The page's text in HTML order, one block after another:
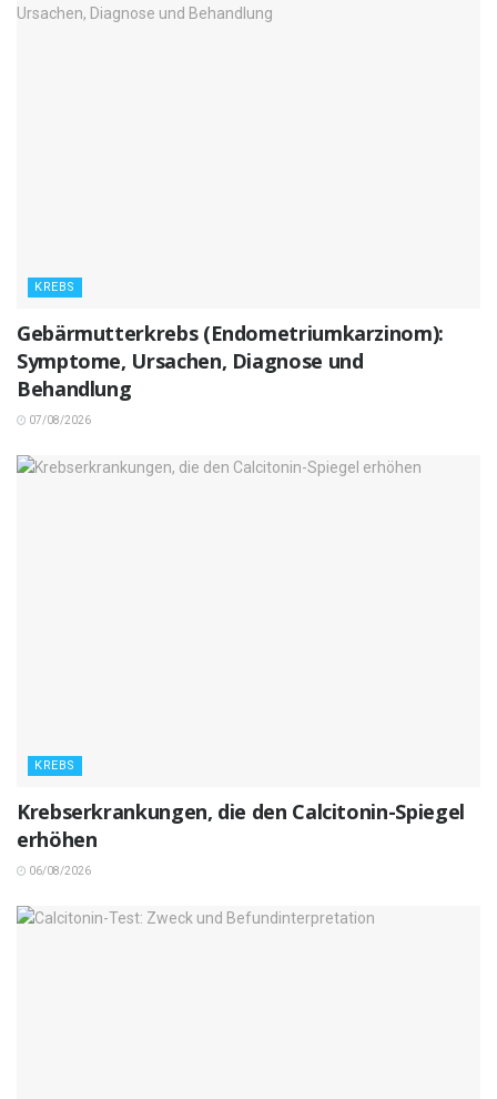
KREBS
Gebärmutterkrebs (Endometriumkarzinom):
Symptome, Ursachen, Diagnose und
Behandlung
07/08/2026
KREBS
Krebserkrankungen, die den Calcitonin-Spiegel
erhöhen
06/08/2026